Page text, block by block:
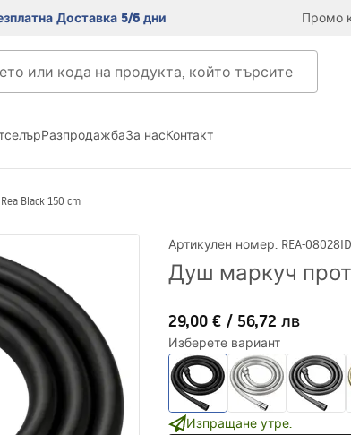
Доставка 5/6 дни Промо
РазпродажбаЗа насКонтакт
Black 150 cm
Артикулен номер: REA-08028ID
Душ маркуч
29,00 € / 56,72 лв
Изберете вариант
Изпращане утре.